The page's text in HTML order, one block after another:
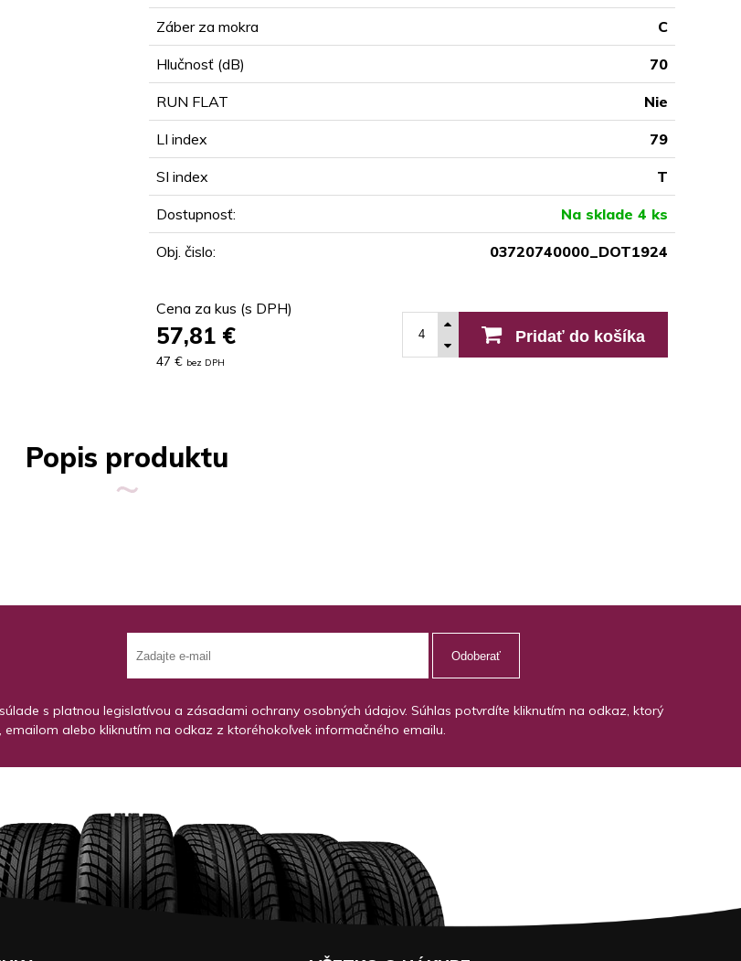
Záber za mokra C
Hlučnosť (dB) 70
RUN FLAT Nie
LI index 79
SI index T
Dostupnosť: Na sklade 4 ks
Obj. čislo: 03720740000_DOT1924
Cena za kus (s DPH)
57,81 €
47 € bez DPH
Pridať do košíka
Popis produktu
Odoberať
s platnou legislatívou a zásadami ochrany osobných údajov. Súhlas potvrdíte kliknutím na odkaz, ktorý
alebo kliknutím na odkaz z ktoréhokoľvek informačného emailu.